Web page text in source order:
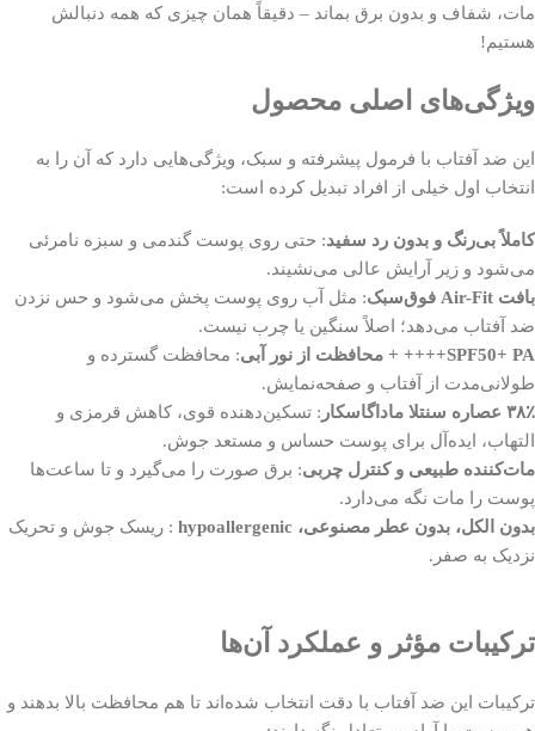
مات، شفاف و بدون برق بماند – دقیقاً همان چیزی که همه دنبالش
هستیم!
ویژگی‌های اصلی محصول
این ضد آفتاب با فرمول پیشرفته و سبک، ویژگی‌هایی دارد که آن را به
انتخاب اول خیلی از افراد تبدیل کرده است:
کاملاً بی‌رنگ و بدون رد سفید: حتی روی پوست گندمی و سبزه نامرئی
می‌شود و زیر آرایش عالی می‌نشیند.
بافت Air-Fit فوق‌سبک
: مثل آب روی پوست پخش می‌شود و حس نزدن
ضد آفتاب می‌دهد؛ اصلاً سنگین یا چرب نیست.
SPF50+ PA++++ + محافظت از نور آبی
: محافظت گسترده و
طولانی‌مدت از آفتاب و صفحه‌نمایش.
۳۸٪ عصاره سنتلا ماداگاسکار
: تسکین‌دهنده قوی، کاهش قرمزی و
التهاب، ایده‌آل برای پوست حساس و مستعد جوش.
مات‌کننده طبیعی و کنترل چربی: برق صورت را می‌گیرد و تا ساعت‌ها
پوست را مات نگه می‌دارد.
بدون الکل، بدون عطر مصنوعی، hypoallergenic
: ریسک جوش و تحریک
نزدیک به صفر.
ترکیبات مؤثر و عملکرد آن‌ها
ترکیبات این ضد آفتاب با دقت انتخاب شده‌اند تا هم محافظت بالا بدهند و